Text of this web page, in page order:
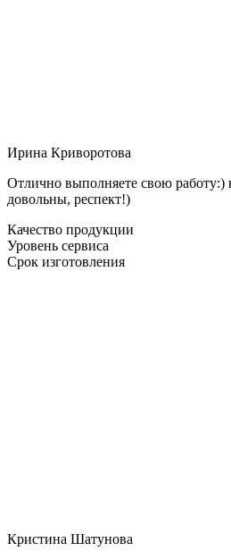
Ирина Криворотова
Отлично выполняете свою работу:)
довольны, респект!)
Качество продукции
Уровень сервиса
Срок изготовления
Кристина Шатунова